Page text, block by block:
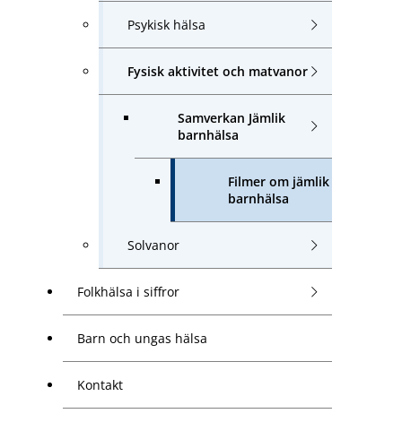
Psykisk hälsa
Fysisk aktivitet och matvanor
Samverkan Jämlik
barnhälsa
Filmer om jämlik
barnhälsa
Solvanor
Folkhälsa i siffror
Barn och ungas hälsa
Kontakt